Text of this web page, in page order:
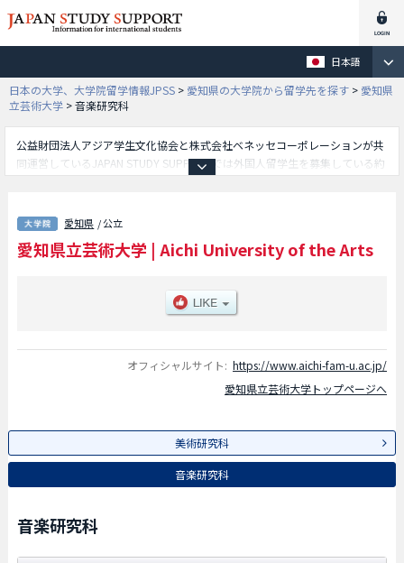
日本語
日本の大学、大学院留学情報JPSS > 愛知県の大学院から留学先を探す > 愛知県
立芸術大学 >音楽研究科
公益財団法人アジア学生文化協会と株式会社ベネッセコーポレーションが共
同運営しているJAPAN STUDY SUPPORTでは外国人留学生を募集している約
や音楽研究科等、研究科別情報や、募集定員や合格者数など入試情報、施設
案内、アクセスなど外国人留学生に必要な情報を掲載しているので是非ご利
用ください。
愛知県 / 公立
愛知県立芸術大学 | Aichi University of the Arts
オフィシャルサイト: https://www.aichi-fam-u.ac.jp/
愛知県立芸術大学トップページへ
美術研究科
音楽研究科
音楽研究科